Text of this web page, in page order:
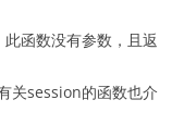
函数没有参数，且返
关session的函数也介